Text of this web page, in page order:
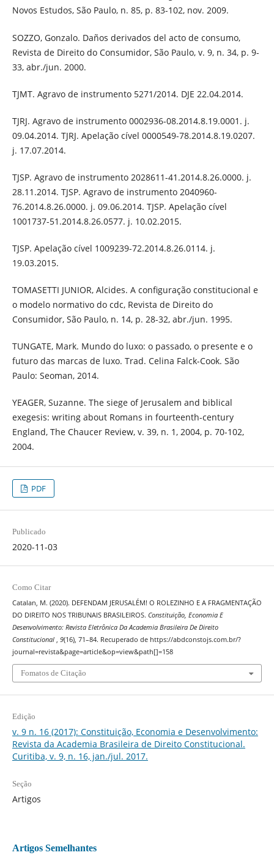
Novos Estudos, São Paulo, n. 85, p. 83-102, nov. 2009.
SOZZO, Gonzalo. Daños derivados del acto de consumo,
Revista de Direito do Consumidor, São Paulo, v. 9, n. 34, p. 9-
33, abr./jun. 2000.
TJMT. Agravo de instrumento 5271/2014. DJE 22.04.2014.
TJRJ. Agravo de instrumento 0002936-08.2014.8.19.0001. j.
09.04.2014. TJRJ. Apelação cível 0000549-78.2014.8.19.0207.
j. 17.07.2014.
TJSP. Agravo de instrumento 2028611-41.2014.8.26.0000. j.
28.11.2014. TJSP. Agravo de instrumento 2040960-
76.2014.8.26.0000. j. 09.06.2014. TJSP. Apelação cível
1001737-51.2014.8.26.0577. j. 10.02.2015.
TJSP. Apelação cível 1009239-72.2014.8.26.0114. j.
19.03.2015.
TOMASETTI JUNIOR, Alcides. A configuração constitucional e
o modelo normativo do cdc, Revista de Direito do
Consumidor, São Paulo, n. 14, p. 28-32, abr./jun. 1995.
TUNGATE, Mark. Mundo do luxo: o passado, o presente e o
futuro das marcas de luxo. Trad. Celina Falck-Cook. São
Paulo: Seoman, 2014.
YEAGER, Suzanne. The siege of Jerusalem and biblical
exegesis: writing about Romans in fourteenth-century
England, The Chaucer Review, v. 39, n. 1, 2004, p. 70-102,
2004.
PDF
Publicado
2020-11-03
Como Citar
Catalan, M. (2020). DEFENDAM JERUSALÉM! O ROLEZINHO E A FRAGMENTAÇÃO
DO DIREITO NOS TRIBUNAIS BRASILEIROS. Constituição, Economia E
Desenvolvimento: Revista Eletrônica Da Academia Brasileira De Direito
Constitucional
9(16), 71–84. Recuperado de https://abdconstojs.com.br/?
journal=revista&page=article&op=view&path[]=158
Fomatos de Citação
Edição
v. 9 n. 16 (2017): Constituição, Economia e Desenvolvimento:
Revista da Academia Brasileira de Direito Constitucional.
Curitiba, v. 9, n. 16, jan./jul. 2017.
Seção
Artigos
Artigos Semelhantes